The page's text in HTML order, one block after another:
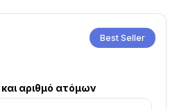
Best Seller
αριθμό ατόμων